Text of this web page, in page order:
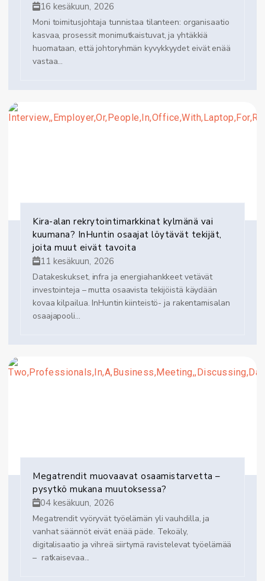
16 kesäkuun, 2026
Moni toimitusjohtaja tunnistaa tilanteen: organisaatio
kasvaa, prosessit monimutkaistuvat, ja yhtäkkiä
huomataan, että johtoryhmän kyvykkyydet eivät enää
vastaa...
Kira-alan rekrytointimarkkinat kylmänä vai
kuumana? InHuntin osaajat löytävät tekijät,
joita muut eivät tavoita
11 kesäkuun, 2026
Datakeskukset, infra ja energiahankkeet vetävät
investointeja – mutta osaavista tekijöistä käydään
kovaa kilpailua. InHuntin kiinteistö- ja rakentamisalan
osaajapooli...
Megatrendit muovaavat osaamistarvetta –
pysytkö mukana muutoksessa?
04 kesäkuun, 2026
Megatrendit vyöryvät työelämän yli vauhdilla, ja
vanhat säännöt eivät enää päde. Tekoäly,
digitalisaatio ja vihreä siirtymä ravistelevat työelämää
– ratkaisevaa...